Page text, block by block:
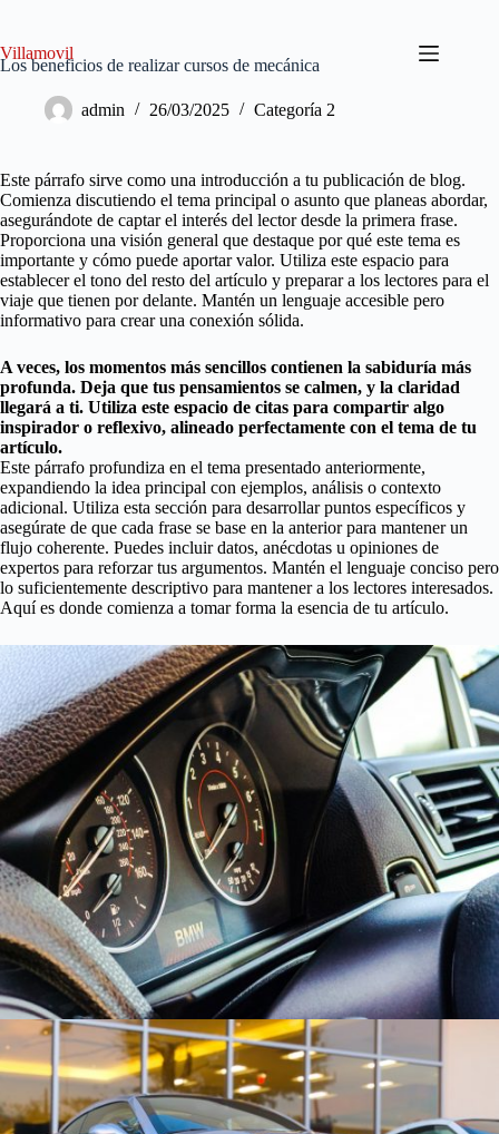
contenido
Villamovil
Los beneficios de realizar cursos de mecánica
admin 26/03/2025 Categoría 2
Este párrafo sirve como una introducción a tu publicación de blog.
Comienza discutiendo el tema principal o asunto que planeas abordar,
asegurándote de captar el interés del lector desde la primera frase.
Proporciona una visión general que destaque por qué este tema es
importante y cómo puede aportar valor. Utiliza este espacio para
establecer el tono del resto del artículo y preparar a los lectores para el
viaje que tienen por delante. Mantén un lenguaje accesible pero
informativo para crear una conexión sólida.
A veces, los momentos más sencillos contienen la sabiduría más
profunda. Deja que tus pensamientos se calmen, y la claridad
llegará a ti. Utiliza este espacio de citas para compartir algo
inspirador o reflexivo, alineado perfectamente con el tema de tu
artículo.
Este párrafo profundiza en el tema presentado anteriormente,
expandiendo la idea principal con ejemplos, análisis o contexto
adicional. Utiliza esta sección para desarrollar puntos específicos y
asegúrate de que cada frase se base en la anterior para mantener un
flujo coherente. Puedes incluir datos, anécdotas u opiniones de
expertos para reforzar tus argumentos. Mantén el lenguaje conciso pero
lo suficientemente descriptivo para mantener a los lectores interesados.
Aquí es donde comienza a tomar forma la esencia de tu artículo.